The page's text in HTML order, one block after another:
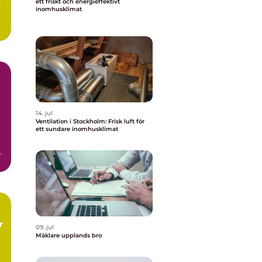
inomhusklimat
14. jul
Ventilation i Stockholm: Frisk luft för
ett sundare inomhusklimat
09. jul
Mäklare upplands bro